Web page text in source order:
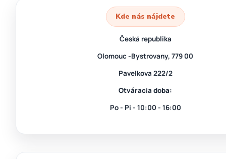
Kde nás nájdete
Česká republika
Olomouc -Bystrovany, 779 00
Pavelkova 222/2
Otváracia doba:
Po - Pi - 10:00 - 16:00